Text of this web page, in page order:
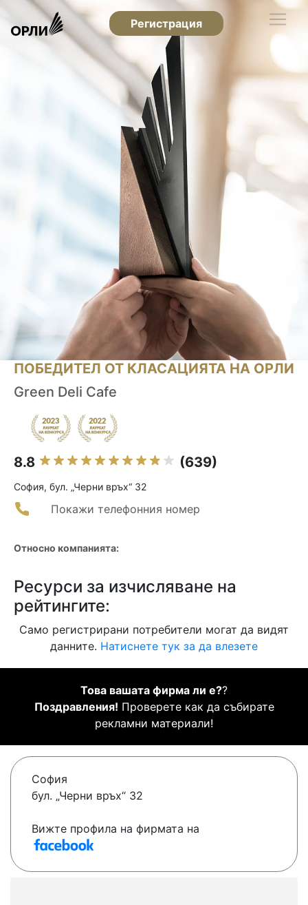
Регистрация
ПОБЕДИТЕЛ ОТ КЛАСАЦИЯТА НА ОРЛИ
Green Deli Cafe
8.8 (639)
София, бул. „Черни връх“ 32
Покажи телефонния номер
Относно компанията:
Ресурси за изчисляване на
рейтингите:
Само регистрирани потребители могат да видят
данните. Натиснете тук за да влезете
Това вашата фирма ли е??
Поздравления! Проверете как да събирате
рекламни материали!
София
бул. „Черни връх“ 32
Вижте профила на фирмата на